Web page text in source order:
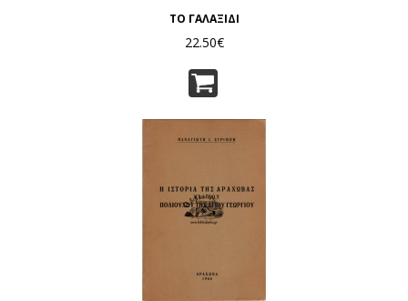
ΤΟ ΓΑΛΑΞΙΔΙ
22.50€